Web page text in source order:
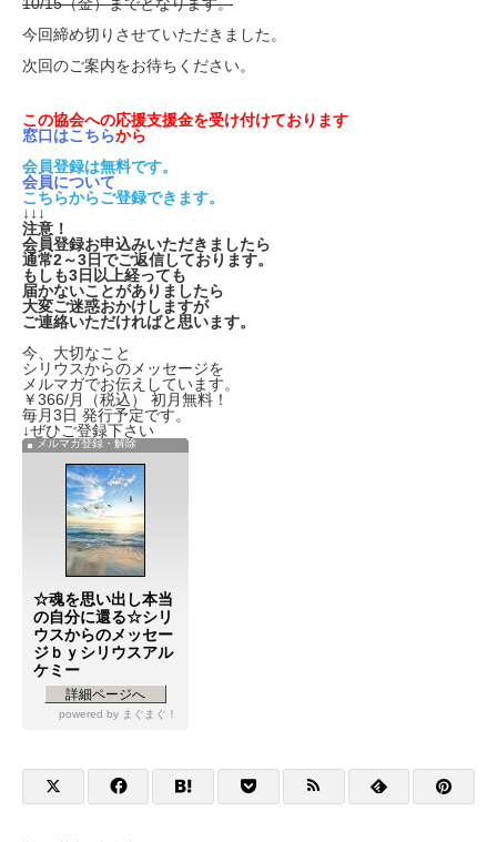
今回締め切りさせていただきました。
次回のご案内をお待ちください。
この協会への応援支援金を受け付けております
窓口はこちらから
会員登録は無料です。
会員について
こちらからご登録できます。
↓↓↓
注意！
会員登録お申込みいただきましたら
通常2～3日でご返信しております。
もしも3日以上経っても
届かないことがありましたら
大変ご迷惑おかけしますが
ご連絡いただければと思います。
今、大切なこと
シリウスからのメッセージを
メルマガでお伝えしています。
￥366/月（税込） 初月無料！
毎月3日 発行予定です。
↓ぜひご登録下さい
メルマガ登録・解除
☆魂を思い出し本当
の自分に還る☆シリ
ウスからのメッセー
ジｂｙシリウスアル
ケミー
詳細ページへ
powered by まぐまぐ！